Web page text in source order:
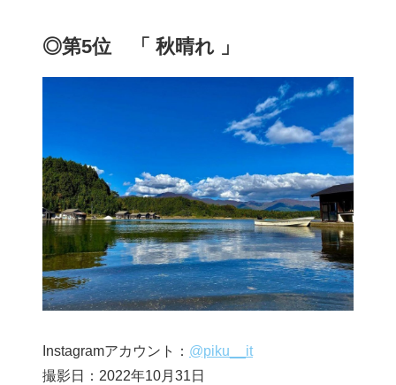
◎第5位 「 秋晴れ 」
Instagramアカウント： @piku__it
撮影日：2022年10月31日